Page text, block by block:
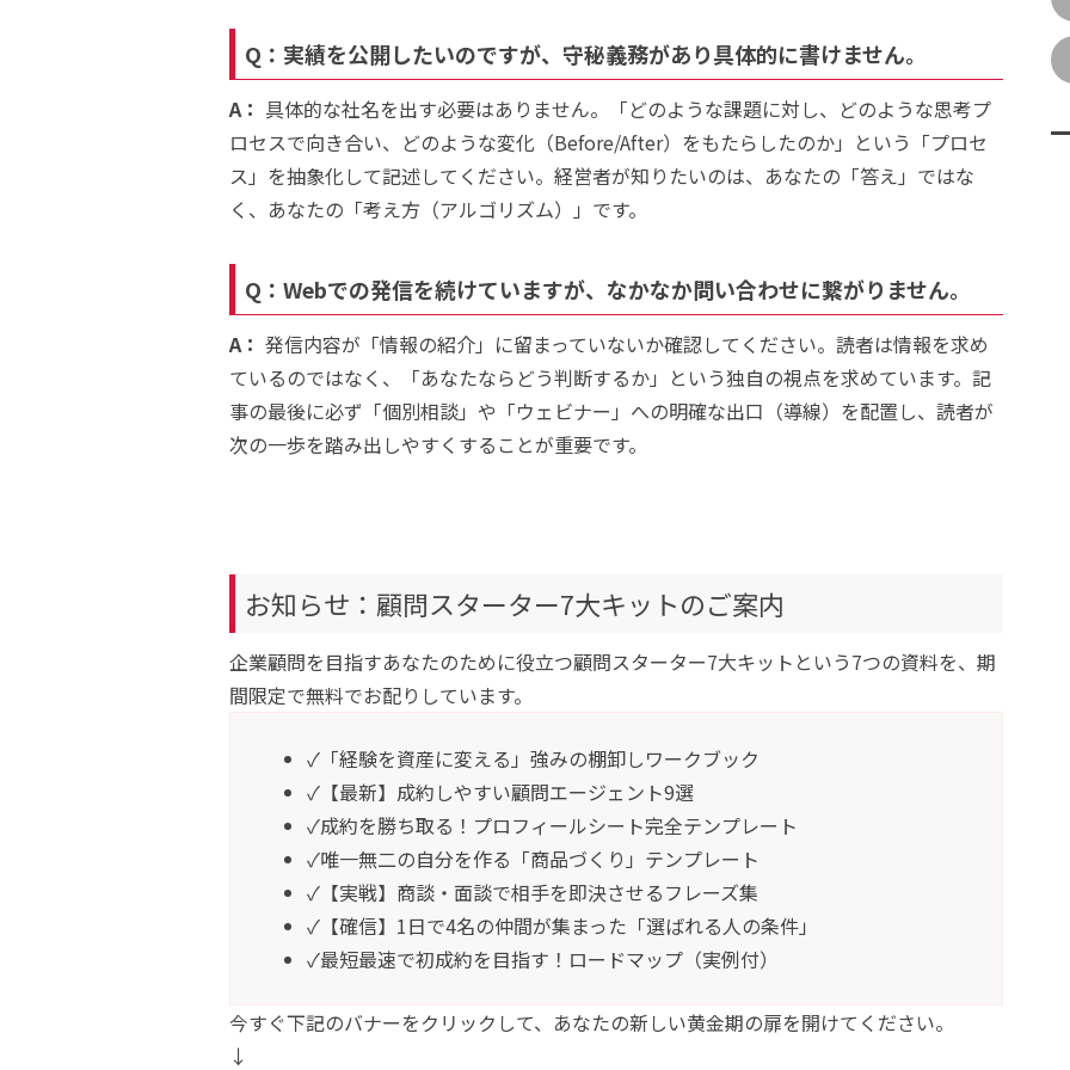
Q：実績を公開したいのですが、守秘義務があり具体的に書けません。
A： 具体的な社名を出す必要はありません。「どのような課題に対し、どのような思考プ
ロセスで向き合い、どのような変化（Before/After）をもたらしたのか」という「プロセ
ス」を抽象化して記述してください。経営者が知りたいのは、あなたの「答え」ではな
く、あなたの「考え方（アルゴリズム）」です。
Q：Webでの発信を続けていますが、なかなか問い合わせに繋がりません。
A： 発信内容が「情報の紹介」に留まっていないか確認してください。読者は情報を求め
ているのではなく、「あなたならどう判断するか」という独自の視点を求めています。記
事の最後に必ず「個別相談」や「ウェビナー」への明確な出口（導線）を配置し、読者が
次の一歩を踏み出しやすくすることが重要です。
お知らせ：顧問スターター7大キットのご案内
企業顧問を目指すあなたのために役立つ顧問スターター7大キットという7つの資料を、期
間限定で無料でお配りしています。
✓「経験を資産に変える」強みの棚卸しワークブック
✓【最新】成約しやすい顧問エージェント9選
✓成約を勝ち取る！プロフィールシート完全テンプレート
✓唯一無二の自分を作る「商品づくり」テンプレート
✓【実戦】商談・面談で相手を即決させるフレーズ集
✓【確信】1日で4名の仲間が集まった「選ばれる人の条件」
✓最短最速で初成約を目指す！ロードマップ（実例付）
今すぐ下記のバナーをクリックして、あなたの新しい黄金期の扉を開けてください。
↓